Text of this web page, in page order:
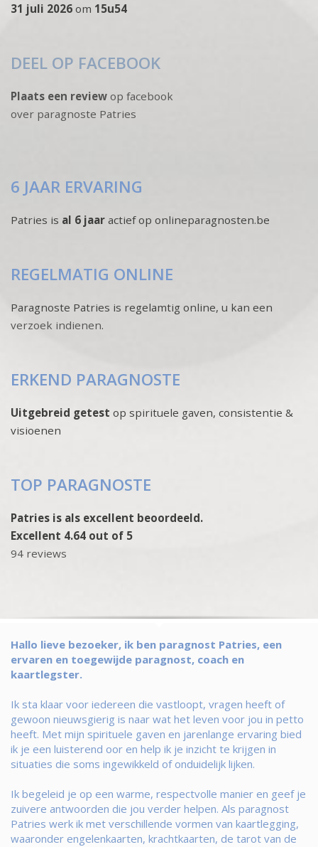
31 juli 2026 om 15u54
DEEL OP FACEBOOK
Plaats een review op facebook
over paragnoste Patries
6 JAAR ERVARING
Patries is al 6 jaar actief op onlineparagnosten.be
REGELMATIG ONLINE
Paragnoste Patries is regelamtig online, u kan een
verzoek indienen.
ERKEND PARAGNOSTE
Uitgebreid getest op spirituele gaven, consistentie &
visioenen
TOP PARAGNOSTE
Patries is als excellent beoordeeld.
Excellent 4.64 out of 5
94 reviews
Hallo lieve bezoeker, ik ben paragnost Patries, een
ervaren en toegewijde paragnost, coach en
kaartlegster.
Ik sta klaar voor iedereen die vastloopt, vragen heeft of
gewoon nieuwsgierig is naar wat het leven voor jou in petto
heeft. Met mijn spirituele gaven en jarenlange ervaring bied
ik je een luisterend oor en help ik je inzicht te krijgen in
situaties die soms ingewikkeld of onduidelijk lijken.
Ik begeleid je op een warme, respectvolle manier en geef je
zuivere antwoorden die jou verder helpen. Als paragnost
Patries werk ik met verschillende vormen van kaartlegging,
waaronder engelenkaarten, krachtkaarten, de tarot van de